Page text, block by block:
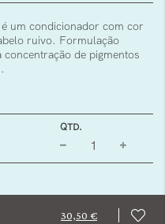
um condicionador com cor
ruivo. Formulação
de pigmentos
30,50 €
QTD.